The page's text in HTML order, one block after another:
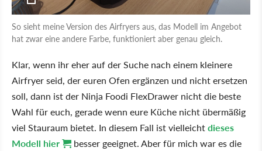
So sieht meine Version des Airfryers aus, das Modell im Angebot
hat zwar eine andere Farbe, funktioniert aber genau gleich.
Klar, wenn ihr eher auf der Suche nach einem kleinere
Airfryer seid, der euren Ofen ergänzen und nicht ersetzen
soll, dann ist der Ninja Foodi FlexDrawer nicht die beste
Wahl für euch, gerade wenn eure Küche nicht übermäßig
viel Stauraum bietet. In diesem Fall ist vielleichtdieses
Modell hier
besser geeignet. Aber für mich war es die